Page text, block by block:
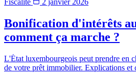
Fiscalité 2 janvier 2026
Bonification d'intérêts
comment ça marche ?
L'État luxembourgeois peut prendre en
de votre prêt immobilier. Explications